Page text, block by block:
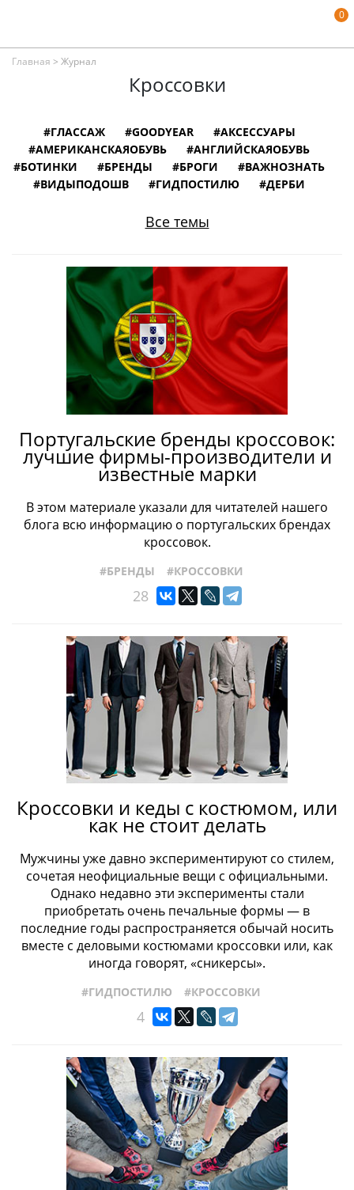
0
Главная > Журнал
Кроссовки
#ГЛАССАЖ #GOODYEAR
#АКСЕССУАРЫ
#АМЕРИКАНСКАЯОБУВЬ
#АНГЛИЙСКАЯОБУВЬ
#БОТИНКИ
#БРЕНДЫ #БРОГИ
#ВАЖНОЗНАТЬ
#ВИДЫПОДОШВ
#ГИДПОСТИЛЮ
#ДЕРБИ
#ИНФОГРАФИКА
#КОЖАНАЯОБУВЬ
#КОЛОДКИДЛЯОБУВИ
#ЛОФЕРЫ
#МОНКИ
#МУЗЕИ
#НЕМЕЦКАЯОБУВЬ
#ОБУВНОЙСЛОВАРЬ
#ОБУВЬВКИНО
#ОБУВЬИЗВЕСТНЫХЛЮДЕЙ
#ОКСФОРДЫ
#ПОРТУГАЛЬСКАЯОБУВЬ
#ПРОИЗВОДСТВО
#РАЗМЕРЫОБУВИ
#СОБЫТИЯ
#СТРОЕНИЕОБУВИ
#ТИПЫОБУВИ
#ЖЕНСКАЯОБУВЬ
#ТОПСАЙДЕРЫ
#УХОДЗАОБУВЬЮ
#ФАБРИКИ
#ЧЕЛСИ
#ШВЕЙЦАРСКАЯОБУВЬ #КРОССОВКИ
Все темы
Португальские бренды кроссовок:
лучшие фирмы-производители и
известные марки
В этом материале указали для читателей нашего
блога всю информацию о португальских брендах
кроссовок.
#БРЕНДЫ #КРОССОВКИ
28
Кроссовки и кеды с костюмом, или
как не стоит делать
Мужчины уже давно экспериментируют со стилем,
сочетая неофициальные вещи с официальными.
Однако недавно эти эксперименты стали
приобретать очень печальные формы — в
последние годы распространяется обычай носить
вместе с деловыми костюмами кроссовки или, как
иногда говорят, «сникерсы».
#ГИДПОСТИЛЮ #КРОССОВКИ
4